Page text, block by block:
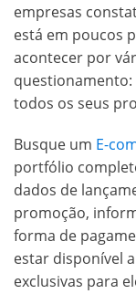
empresas
está em poucos
acontecer por
questionamento:
todos os seus
Busque um E-
portfólio
dados de
promoção,
forma de
estar disponível
exclusivas para